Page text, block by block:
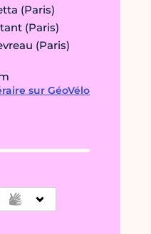
(Paris)
(Paris)
(Paris)
sur GéoVélo